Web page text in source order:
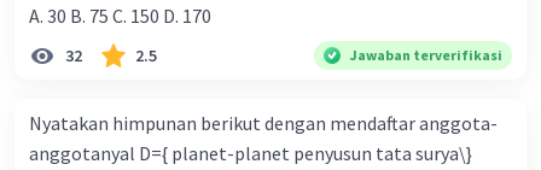
A. 30 B. 75 C. 150 D. 170
32 2.5 Jawaban terverifikasi
Nyatakan himpunan berikut dengan mendaftar anggota-
anggotanyal D={ planet-planet penyusun tata surya\}